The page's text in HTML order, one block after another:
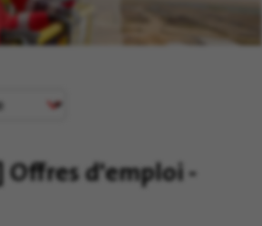
Offres d'emploi -